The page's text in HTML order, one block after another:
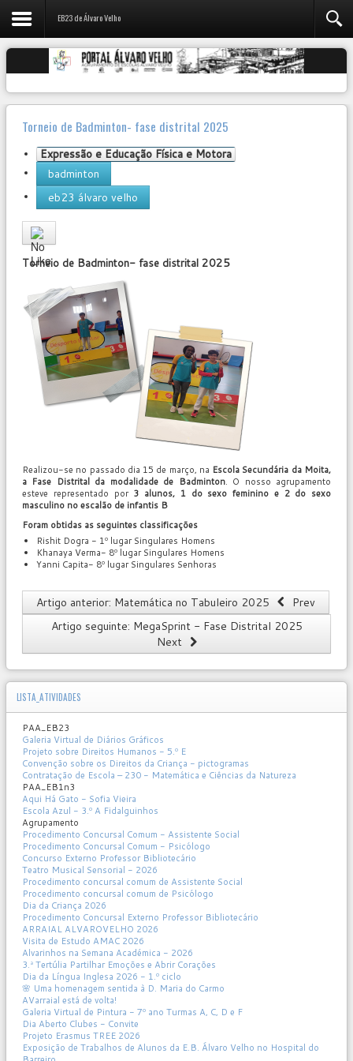
EB23 de Álvaro Velho
Torneio de Badminton- fase distrital 2025
Expressão e Educação Física e Motora
badminton
eb23 álvaro velho
Rating:
Torneio de Badminton- fase distrital 2025
Realizou-se no passado dia 15 de março, na Escola Secundária da Moita,
a Fase Distrital da modalidade de Badminton. O nosso agrupamento
esteve representado por 3 alunos, 1 do sexo feminino e 2 do sexo
masculino no escalão de infantis B
Foram obtidas as seguintes classificações
Rishit Dogra - 1º lugar Singulares Homens
Khanaya Verma- 8º lugar Singulares Homens
Yanni Capita- 8º lugar Singulares Senhoras
Artigo anterior: Matemática no Tabuleiro 2025
Prev
Artigo seguinte: MegaSprint - Fase Distrital 2025
Next
LISTA_ATIVIDADES
PAA_EB23
Galeria Virtual de Diários Gráficos
Projeto sobre Direitos Humanos - 5.º E
Convenção sobre os Direitos da Criança - pictogramas
Contratação de Escola – 230 - Matemática e Ciências da Natureza
PAA_EB1n3
Aqui Há Gato - Sofia Vieira
Escola Azul - 3.º A Fidalguinhos
Agrupamento
Procedimento Concursal Comum - Assistente Social
Procedimento Concursal Comum - Psicólogo
Concurso Externo Professor Bibliotecário
Teatro Musical Sensorial - 2026
Procedimento concursal comum de Assistente Social
Procedimento concursal comum de Psicólogo
Dia da Criança 2026
Procedimento Concursal Externo Professor Bibliotecário
ARRAIAL ALVAROVELHO 2026
Visita de Estudo AMAC 2026
Alvarinhos na Semana Académica - 2026
3.ª Tertúlia Partilhar Emoções e Abrir Corações
Dia da Língua Inglesa 2026 - 1.º ciclo
🌸 Uma homenagem sentida à D. Maria do Carmo
AVarraial está de volta!
Galeria Virtual de Pintura - 7º ano Turmas A, C, D e F
Dia Aberto Clubes - Convite
Projeto Erasmus TREE 2026
Exposição de Trabalhos de Alunos da E.B. Álvaro Velho no Hospital do